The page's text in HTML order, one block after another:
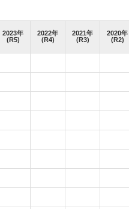
2023年
(R5)
2022年
(R4)
2021 年
(R3)
2020年
(R2)